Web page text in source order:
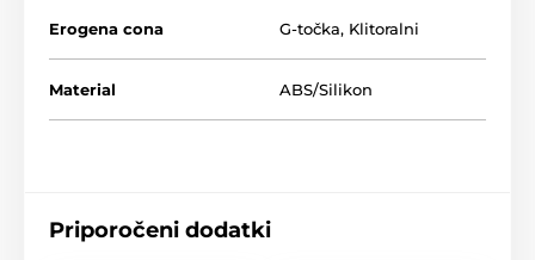
Izdelek je uvrščen v kategorijah
Vibratorji za G-točko
Erogena cona G-točka, Klitoralni
Material ABS/Silikon
Priporočeni dodatki